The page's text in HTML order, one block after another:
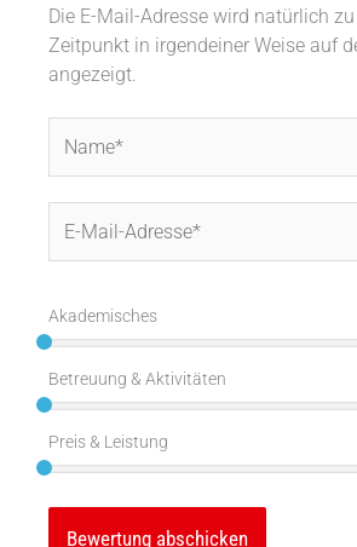
Die E-Mail-Adresse wird natürlich
Zeitpunkt in irgendeiner Weise auf
angezeigt.
Mail-
Akademisches
Betreuung & Aktivitäten
Preis & Leistung